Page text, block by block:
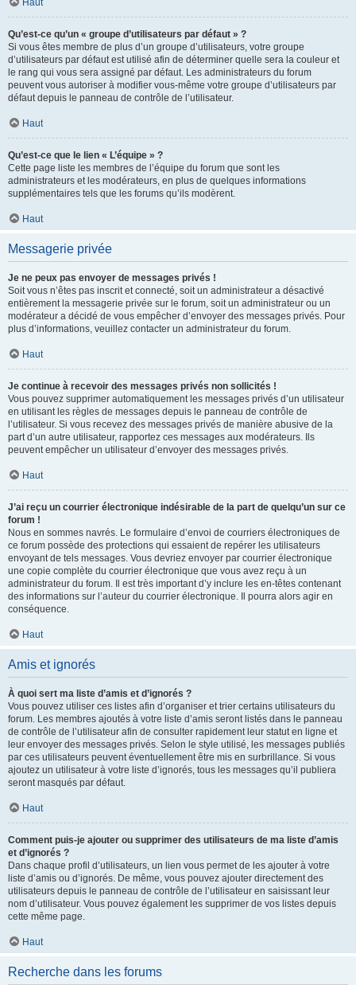
Haut
Qu’est-ce qu’un « groupe d’utilisateurs par défaut » ?
Si vous êtes membre de plus d’un groupe d’utilisateurs, votre groupe
d’utilisateurs par défaut est utilisé afin de déterminer quelle sera la couleur et
le rang qui vous sera assigné par défaut. Les administrateurs du forum
peuvent vous autoriser à modifier vous-même votre groupe d’utilisateurs par
défaut depuis le panneau de contrôle de l’utilisateur.
Haut
Qu’est-ce que le lien « L’équipe » ?
Cette page liste les membres de l’équipe du forum que sont les
administrateurs et les modérateurs, en plus de quelques informations
supplémentaires tels que les forums qu’ils modèrent.
Haut
Messagerie privée
Je ne peux pas envoyer de messages privés !
Soit vous n’êtes pas inscrit et connecté, soit un administrateur a désactivé
entièrement la messagerie privée sur le forum, soit un administrateur ou un
modérateur a décidé de vous empêcher d’envoyer des messages privés. Pour
plus d’informations, veuillez contacter un administrateur du forum.
Haut
Je continue à recevoir des messages privés non sollicités !
Vous pouvez supprimer automatiquement les messages privés d’un utilisateur
en utilisant les règles de messages depuis le panneau de contrôle de
l’utilisateur. Si vous recevez des messages privés de manière abusive de la
part d’un autre utilisateur, rapportez ces messages aux modérateurs. Ils
peuvent empêcher un utilisateur d’envoyer des messages privés.
Haut
J’ai reçu un courrier électronique indésirable de la part de quelqu’un sur ce
forum !
Nous en sommes navrés. Le formulaire d’envoi de courriers électroniques de
ce forum possède des protections qui essaient de repérer les utilisateurs
envoyant de tels messages. Vous devriez envoyer par courrier électronique
une copie complète du courrier électronique que vous avez reçu à un
administrateur du forum. Il est très important d’y inclure les en-têtes contenant
des informations sur l’auteur du courrier électronique. Il pourra alors agir en
conséquence.
Haut
Amis et ignorés
À quoi sert ma liste d’amis et d’ignorés ?
Vous pouvez utiliser ces listes afin d’organiser et trier certains utilisateurs du
forum. Les membres ajoutés à votre liste d’amis seront listés dans le panneau
de contrôle de l’utilisateur afin de consulter rapidement leur statut en ligne et
leur envoyer des messages privés. Selon le style utilisé, les messages publiés
par ces utilisateurs peuvent éventuellement être mis en surbrillance. Si vous
ajoutez un utilisateur à votre liste d’ignorés, tous les messages qu’il publiera
seront masqués par défaut.
Haut
Comment puis-je ajouter ou supprimer des utilisateurs de ma liste d’amis
et d’ignorés ?
Dans chaque profil d’utilisateurs, un lien vous permet de les ajouter à votre
liste d’amis ou d’ignorés. De même, vous pouvez ajouter directement des
utilisateurs depuis le panneau de contrôle de l’utilisateur en saisissant leur
nom d’utilisateur. Vous pouvez également les supprimer de vos listes depuis
cette même page.
Haut
Recherche dans les forums